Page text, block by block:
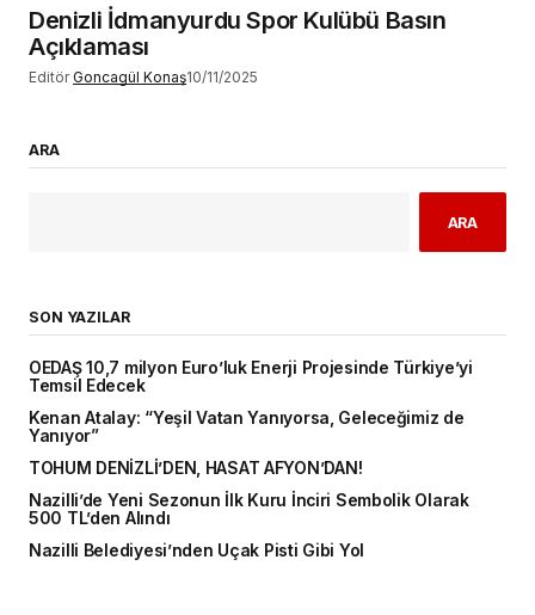
Denizli İdmanyurdu Spor Kulübü Basın
Açıklaması
Editör Goncagül Konaş10/11/2025
ARA
ARA
SON YAZILAR
OEDAŞ 10,7 milyon Euro’luk Enerji Projesinde Türkiye’yi
Temsil Edecek
Kenan Atalay: “Yeşil Vatan Yanıyorsa, Geleceğimiz de
Yanıyor”
TOHUM DENİZLİ’DEN, HASAT AFYON’DAN!
Nazilli’de Yeni Sezonun İlk Kuru İnciri Sembolik Olarak
500 TL’den Alındı
Nazilli Belediyesi’nden Uçak Pisti Gibi Yol